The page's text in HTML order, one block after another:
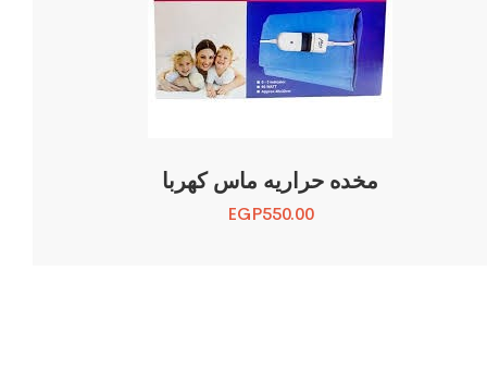
مخده حراريه ماس كهربا
EGP550.00